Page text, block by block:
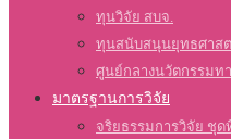
ทุนวิจัย สบจ.
ทุนสนับสนุนยุทธศาสต
ศูนย์กลางนวัตกรรมท
มาตรฐานการวิจัย
จริยธรรมการวิจัย ชุด